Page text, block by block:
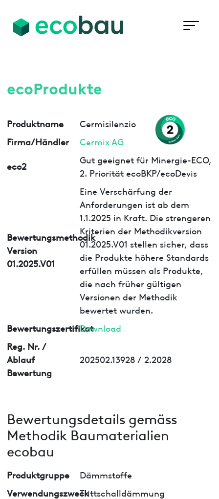
ecoProdukte
Produktname
Cermisilenzio
Firma/Händler
Cermix AG
eco2
Gut geeignet für Minergie-ECO,
2. Priorität ecoBKP/ecoDevis
Bewertungsmethodik
Version
01.2025.V01
Eine Verschärfung der
Anforderungen ist ab dem
1.1.2025 in Kraft. Die strengeren
Kriterien der Methodikversion
01.2025.V01 stellen sicher, dass
die Produkte höhere Standards
erfüllen müssen als Produkte,
die nach früher gültigen
Versionen der Methodik
bewertet wurden.
BewertungszertifikatDownload
Reg. Nr. /
Ablauf
Bewertung
202502.13928 / 2.2028
Bewertungsdetails gemäss
Methodik Baumaterialien
ecobau
Produktgruppe
Dämmstoffe
VerwendungszweckTrittschalldämmung